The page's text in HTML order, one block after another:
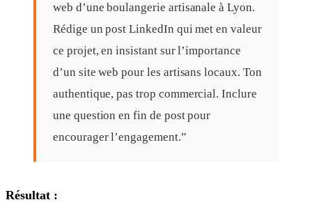
web d’une boulangerie artisanale à Lyon.
Rédige un post LinkedIn qui met en valeur
ce projet, en insistant sur l’importance
d’un site web pour les artisans locaux. Ton
authentique, pas trop commercial. Inclure
une question en fin de post pour
encourager l’engagement.”
Résultat :